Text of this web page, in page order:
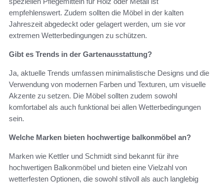
empfehlenswert. Zudem sollten die Möbel in der kalten
Jahreszeit abgedeckt oder gelagert werden, um sie vor
extremen Wetterbedingungen zu schützen.
Gibt es Trends in der Gartenausstattung?
Ja, aktuelle Trends umfassen minimalistische Designs und die
Verwendung von modernen Farben und Texturen, um visuelle
Akzente zu setzen. Die Möbel sollten zudem sowohl
komfortabel als auch funktional bei allen Wetterbedingungen
sein.
Welche Marken bieten hochwertige balkonmöbel an?
Marken wie Kettler und Schmidt sind bekannt für ihre
hochwertigen Balkonmöbel und bieten eine Vielzahl von
wetterfesten Optionen, die sowohl stilvoll als auch langlebig